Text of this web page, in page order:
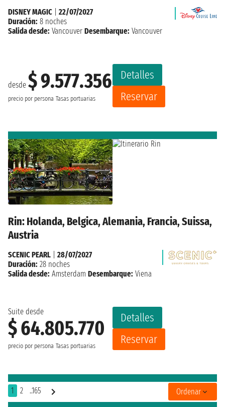
desde $ 9.577.356
precio por persona Tasas portuarias
Detalles
Reservar
DISNEY MAGIC
22/07/2027
Duración: 8 noches
Salida desde: Vancouver Desembarque: Vancouver
Rin: Holanda, Belgica, Alemania, Francia, Suissa,
Austria
Suite desde
$ 64.805.770
precio por persona Tasas portuarias
Detalles
Reservar
SCENIC PEARL
28/07/2027
Duración: 28 noches
Salida desde: Amsterdam Desembarque: Viena
1 2 ..165 Ordenar